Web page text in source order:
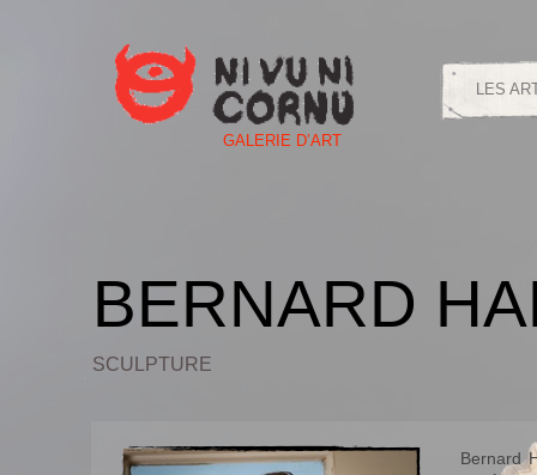
BERNARD
SCULPTURE
Bernard
LES
GALERIE D’ART